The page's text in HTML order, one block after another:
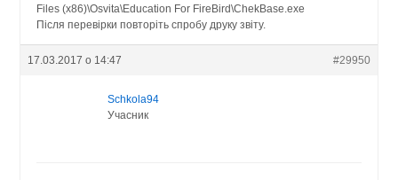
Files (x86)\Osvita\Education For FireBird\ChekBase.exe
Після перевірки повторіть спробу друку звіту.
17.03.2017 о 14:47 #29950
Schkola94
Учасник